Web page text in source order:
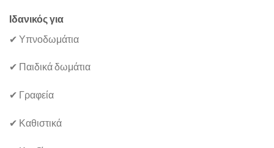
Ιδανικός για
✔ Υπνοδωμάτια
✔ Παιδικά δωμάτια
✔ Γραφεία
✔ Καθιστικά